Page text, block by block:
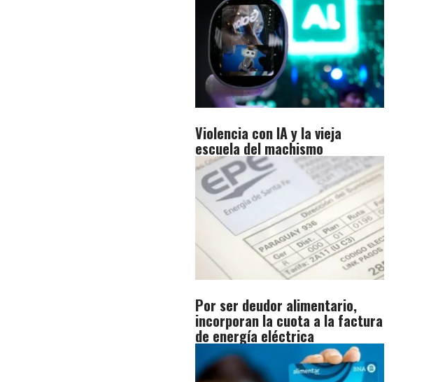
Violencia con IA y la vieja
escuela del machismo
Por ser deudor alimentario,
incorporan la cuota a la factura
de energía eléctrica